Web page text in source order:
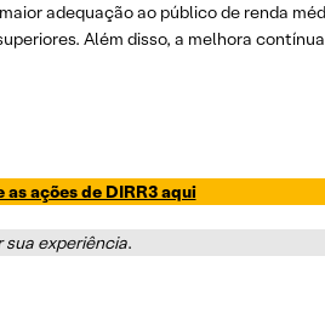
adequação ao público de renda
Além disso, a melhora
ações de DIRR3 aqui
experiência.